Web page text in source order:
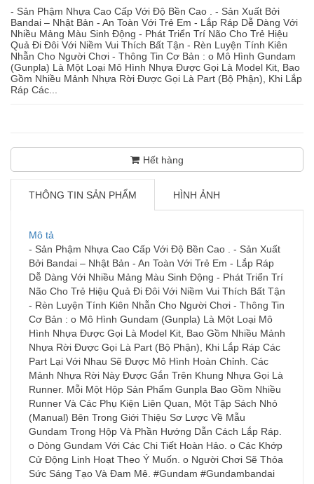
- Sản Phậm Nhựa Cao Cấp Với Độ Bền Cao . - Sản Xuất Bởi
Bandai – Nhật Bản - An Toàn Với Trẻ Em - Lắp Ráp Dễ Dàng Với
Nhiều Mảng Màu Sinh Động - Phát Triển Trí Não Cho Trẻ Hiệu
Quả Đi Đôi Với Niềm Vui Thích Bất Tận - Rèn Luyện Tính Kiên
Nhẫn Cho Người Chơi - Thông Tin Cơ Bản : o Mô Hình Gundam
(Gunpla) Là Một Loại Mô Hình Nhựa Được Gọi Là Model Kit, Bao
Gồm Nhiều Mảnh Nhựa Rời Được Gọi Là Part (Bộ Phận), Khi Lắp
Ráp Các...
Hết hàng
THÔNG TIN SẢN PHẨM HÌNH ẢNH
Mô tả
- Sản Phậm Nhựa Cao Cấp Với Độ Bền Cao . - Sản Xuất
Bởi Bandai – Nhật Bản - An Toàn Với Trẻ Em - Lắp Ráp
Dễ Dàng Với Nhiều Mảng Màu Sinh Động - Phát Triển Trí
Não Cho Trẻ Hiệu Quả Đi Đôi Với Niềm Vui Thích Bất Tận
- Rèn Luyện Tính Kiên Nhẫn Cho Người Chơi - Thông Tin
Cơ Bản : o Mô Hình Gundam (Gunpla) Là Một Loại Mô
Hình Nhựa Được Gọi Là Model Kit, Bao Gồm Nhiều Mảnh
Nhựa Rời Được Gọi Là Part (Bộ Phận), Khi Lắp Ráp Các
Part Lại Với Nhau Sẽ Được Mô Hình Hoàn Chỉnh. Các
Mảnh Nhựa Rời Này Được Gắn Trên Khung Nhựa Gọi Là
Runner. Mỗi Một Hộp Sản Phẩm Gunpla Bao Gồm Nhiều
Runner Và Các Phụ Kiện Liên Quan, Một Tập Sách Nhỏ
(Manual) Bên Trong Giới Thiệu Sơ Lược Về Mẫu
Gundam Trong Hộp Và Phần Hướng Dẫn Cách Lắp Ráp.
o Dòng Gundam Với Các Chi Tiết Hoàn Hảo. o Các Khớp
Cử Động Linh Hoạt Theo Ý Muốn. o Người Chơi Sẽ Thỏa
Sức Sáng Tạo Và Đam Mê. #Gundam #Gundambandai